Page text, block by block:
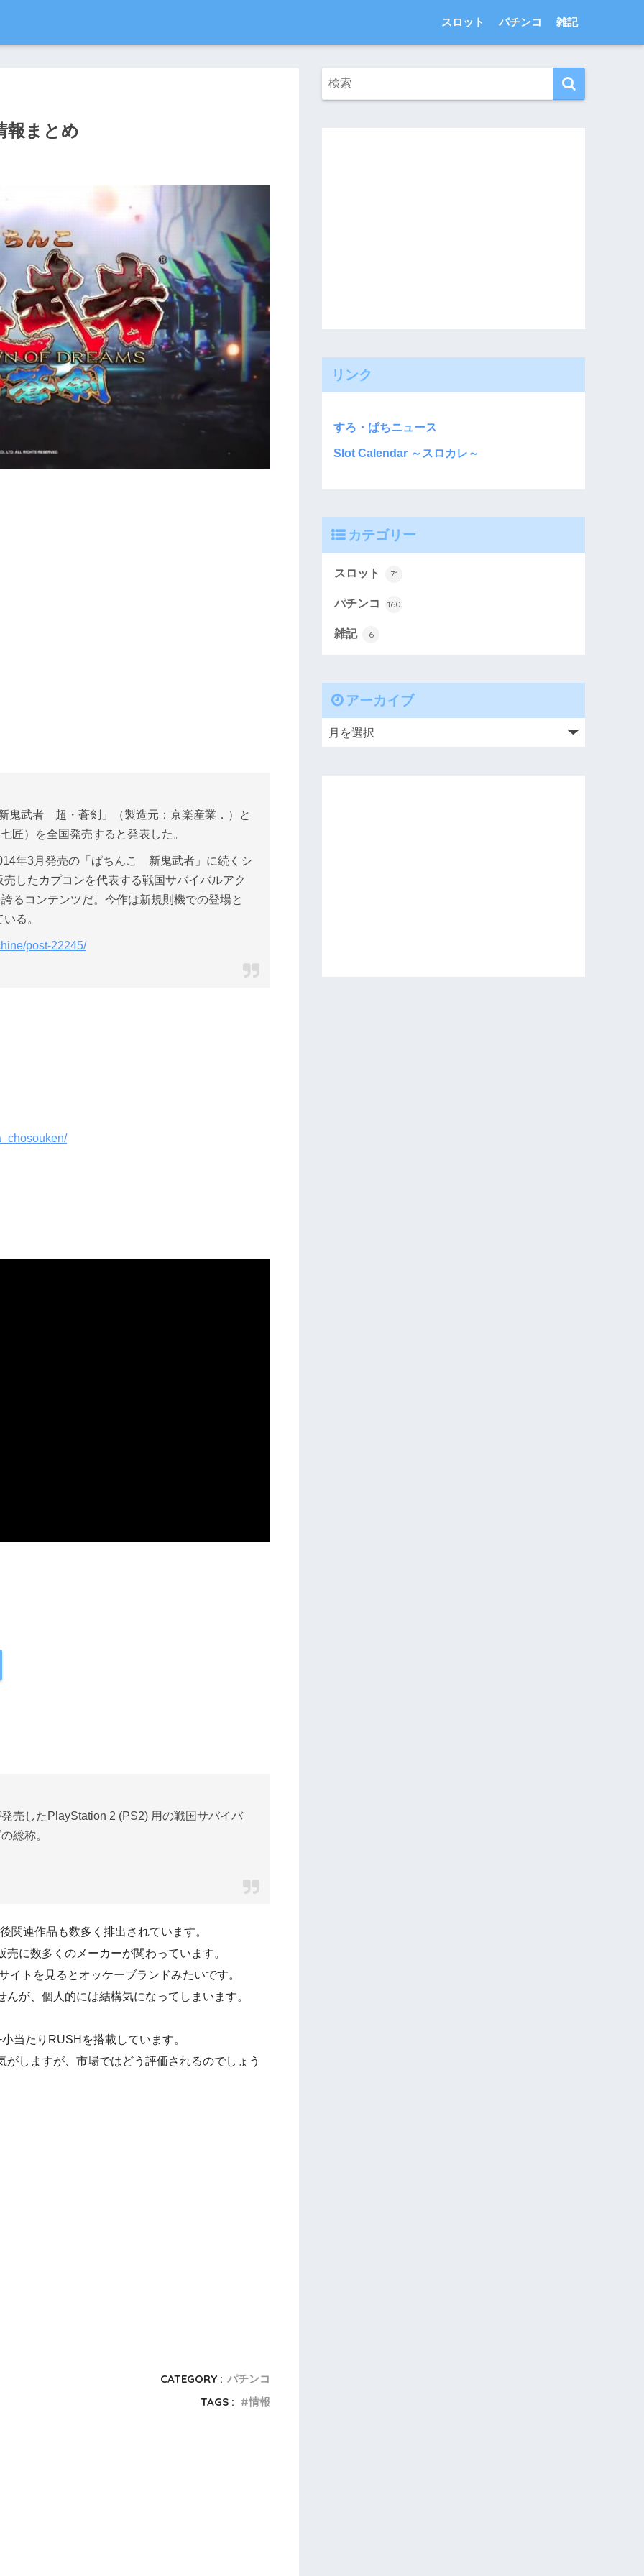
スロット パチンコ 雑記
報まとめ
鬼武者 超・蒼剣」（製造元：京楽産業．）と
）を全国発売すると発表した。
年3月発売の「ぱちんこ 新鬼武者」に続くシ
したカプコンを代表する戦国サバイバルアク
るコンテンツだ。今作は新規則機での登場と
る。
post-22245/
売したPlayStation 2 (PS2) 用の戦国サバイバ
総称。
関連作品も数多く排出されています。
に数多くのメーカーが関わっています。
トを見るとオッケーブランドみたいです。
が、個人的には結構気になってしまいます。
当たりRUSHを搭載しています。
しますが、市場ではどう評価されるのでしょう
CATEGORY : パチンコ
TAGS :
情報
リンク
すろ・ぱちニュース
Slot Calendar ～スロカレ～
カテゴリー
スロット 71
パチンコ 160
雑記 6
アーカイブ